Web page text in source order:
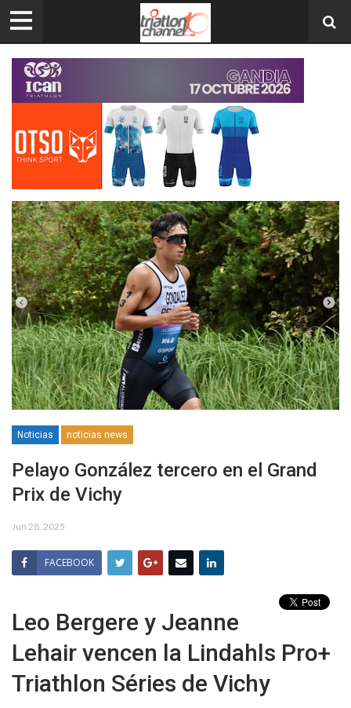
Noticias noticias news
Pelayo González tercero en el Grand
Prix de Vichy
Jun 28, 2025
FACEBOOK
Leo Bergere y Jeanne
Lehair vencen la Lindahls Pro+
Triathlon Séries de Vichy